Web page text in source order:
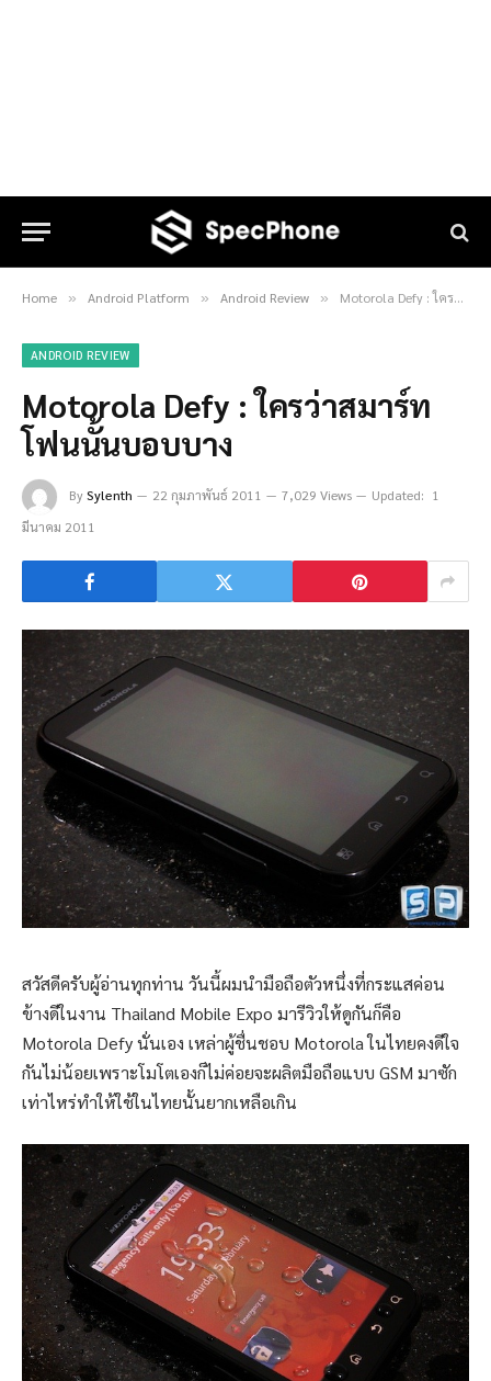
Home » Android Platform » Android Review » Motorola Defy : ใครว่าสมาร์ทโฟนนั้นบอบบาง
ANDROID REVIEW
Motorola Defy : ใครว่าสมาร์ท
โฟนนั้นบอบบาง
BySylenth 22 กุมภาพันธ์ 2011 7,029 Views Updated: 1
มีนาคม 2011
สวัสดีครับผู้อ่านทุกท่าน วันนี้ผมนำมือถือตัวหนึ่งที่กระแสค่อน
ข้างดีในงาน Thailand Mobile Expo มารีวิวให้ดูกันก็คือ
Motorola Defy นั่นเอง เหล่าผู้ชื่นชอบ Motorola ในไทยคงดีใจ
กันไม่น้อยเพราะโมโตเองก็ไม่ค่อยจะผลิตมือถือแบบ GSM มาซัก
เท่าไหร่ทำให้ใช้ในไทยนั้นยากเหลือเกิน